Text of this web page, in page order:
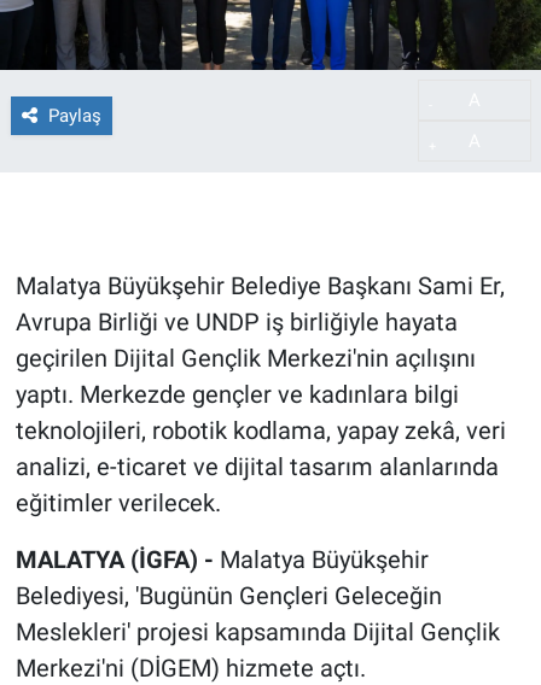
Paylaş
Malatya Büyükşehir Belediye Başkanı Sami Er,
Avrupa Birliği ve UNDP iş birliğiyle hayata
geçirilen Dijital Gençlik Merkezi'nin açılışını
yaptı. Merkezde gençler ve kadınlara bilgi
teknolojileri, robotik kodlama, yapay zekâ, veri
analizi, e-ticaret ve dijital tasarım alanlarında
eğitimler verilecek.
MALATYA (İGFA) - Malatya Büyükşehir
Belediyesi, 'Bugünün Gençleri Geleceğin
Meslekleri' projesi kapsamında Dijital Gençlik
Merkezi'ni (DİGEM) hizmete açtı.